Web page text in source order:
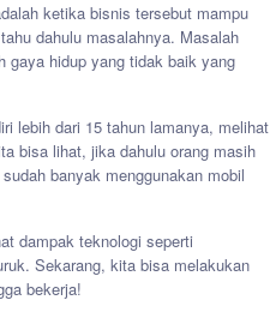
ketika bisnis tersebut mampu
dahulu masalahnya. Masalah
gaya hidup yang tidak baik yang
lebih dari 15 tahun lamanya, melihat
bisa lihat, jika dahulu orang masih
banyak menggunakan mobil
dampak teknologi seperti
Sekarang, kita bisa melakukan
bekerja!